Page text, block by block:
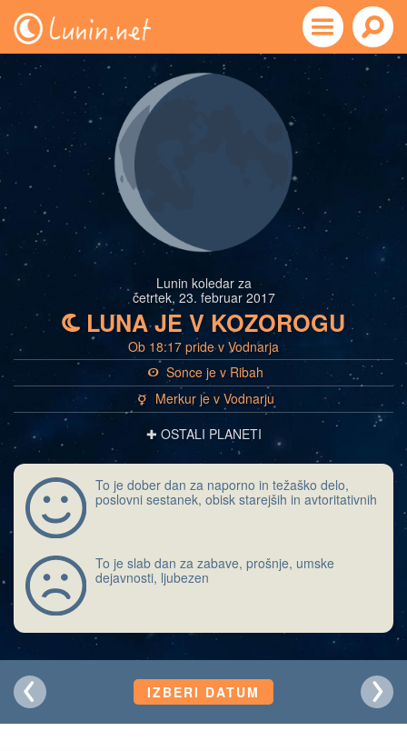
Lunin koledar za
četrtek, 23. februar 2017
b LUNA JE V KOZOROGU
Ob 18:17 pride v Vodnarja
a Sonce je v Ribah
c
Merkur je v Vodnarju
✚ OSTALI PLANETI
To je dober dan za naporno in težaško delo,
poslovni sestanek, obisk starejših in avtoritativnih
To je slab dan za zabave, prošnje, umske
dejavnosti, ljubezen
IZBERI DATUM